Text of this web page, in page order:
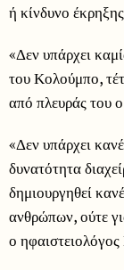
ή κίνδυνο
«Δεν υπάρχει
του Κολούμπο,
από πλευράς του
«Δεν υπάρχει
δυνατότητα
δημιουργηθεί
ανθρώπων, ούτε
ο